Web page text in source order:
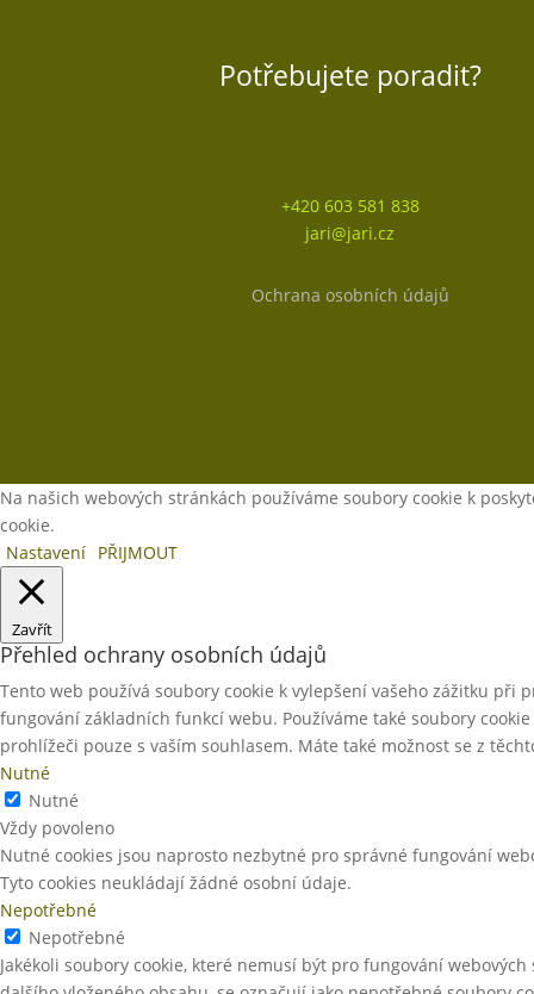
Potřebujete poradit?
+420 603 581 838
jari@jari.cz
Ochrana osobních údajů
Na našich webových stránkách používáme soubory cookie k
cookie.
Nastavení PŘIJMOUT
Zavřít
Přehled ochrany osobních údajů
Tento web používá soubory cookie k vylepšení vašeho zážitku při
fungování základních funkcí webu. Používáme také soubory
prohlížeči pouze s vaším souhlasem. Máte také možnost se z
Nutné
Nutné
Vždy povoleno
Nutné cookies jsou naprosto nezbytné pro správné fungování
Tyto cookies neukládají žádné osobní údaje.
Nepotřebné
Nepotřebné
Jakékoli soubory cookie, které nemusí být pro fungování